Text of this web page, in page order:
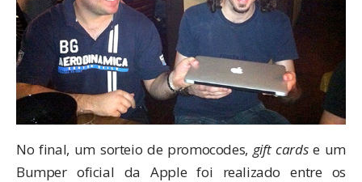
No final, um sorteio de promocodes, gift cardse um
Bumper oficial da Apple foi realizado entre os